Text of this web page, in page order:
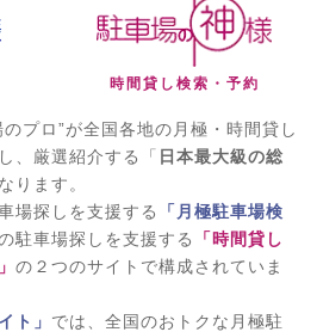
時間貸し検索・予約
プロ”が全国各地の月極・時間貸し
、厳選紹介する「 日本最大級の総
ります。
場探しを支援する
「月極駐車場検
駐車場探しを支援する
「時間貸し
の２つのサイトで構成されていま
ト」 では、全国のおトクな月極駐